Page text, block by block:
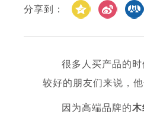
分享到：
很多人买产品的
较好的朋友们来说，
因为高端品牌的木